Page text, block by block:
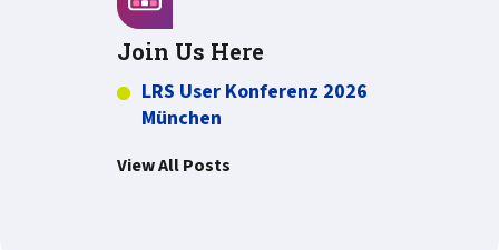
Join Us Here
LRS User Konferenz 2026
München
View All Posts